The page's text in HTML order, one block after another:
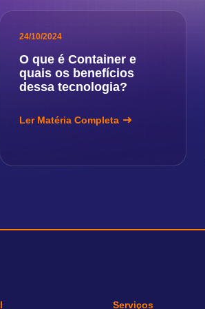
24/10/2024
O que é Container e
quais os benefícios
dessa tecnologia?
Ler Matéria Completa
Serviços